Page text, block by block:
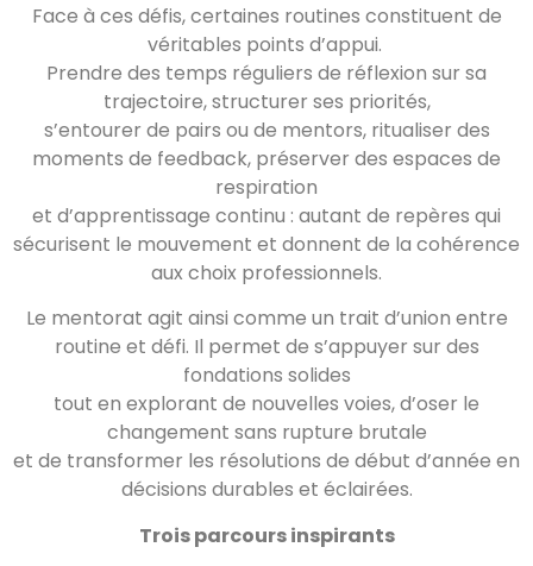
Face à ces défis, certaines routines constituent de
véritables points d’appui.
Prendre des temps réguliers de réflexion sur sa
trajectoire, structurer ses priorités,
s’entourer de pairs ou de mentors, ritualiser des
moments de feedback, préserver des espaces de
respiration
et d’apprentissage continu : autant de repères qui
sécurisent le mouvement et donnent de la cohérence
aux choix professionnels.
Le mentorat agit ainsi comme un trait d’union entre
routine et défi. Il permet de s’appuyer sur des
fondations solides
tout en explorant de nouvelles voies, d’oser le
changement sans rupture brutale
et de transformer les résolutions de début d’année en
décisions durables et éclairées.
Trois parcours inspirants